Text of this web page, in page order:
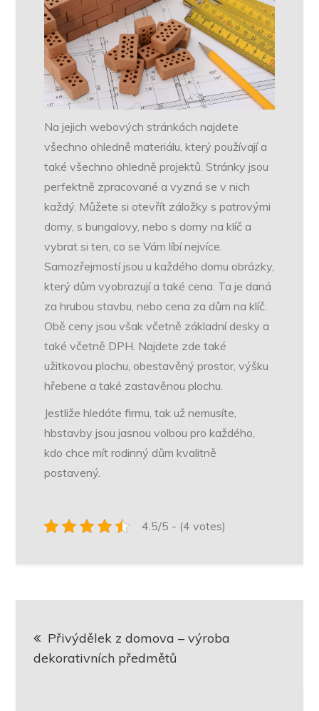
Na jejich webových stránkách najdete
všechno ohledně materiálu, který používají a
také všechno ohledně projektů. Stránky jsou
perfektně zpracované a vyzná se v nich
každý. Můžete si otevřít záložky s patrovými
domy, s bungalovy, nebo s domy na klíč a
vybrat si ten, co se Vám líbí nejvíce.
Samozřejmostí jsou u každého domu obrázky,
který dům vyobrazují a také cena. Ta je daná
za hrubou stavbu, nebo cena za dům na klíč.
Obě ceny jsou však včetně základní desky a
také včetně DPH. Najdete zde také
užitkovou plochu, obestavěný prostor, výšku
hřebene a také zastavěnou plochu.
Jestliže hledáte firmu, tak už nemusíte,
hbstavby jsou jasnou volbou pro každého,
kdo chce mít rodinný dům kvalitně
postavený.
4.5/5 - (4 votes)
proPřivýdělek z domova – výroba
dekorativních předmětů